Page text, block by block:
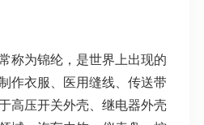
称为锦纶，是世界上出现的
作衣服、医用缝线、传送带
高压开关外壳、继电器外壳